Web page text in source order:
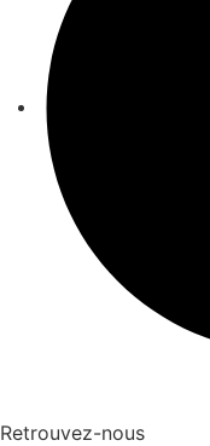
Retrouvez-nous